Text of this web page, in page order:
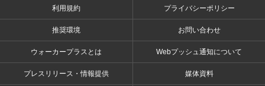
利用規約 プライバシーポリシー
推奨環境 お問い合わせ
ウォーカープラスとは Webプッシュ通知について
プレスリリース・情報提供 媒体資料